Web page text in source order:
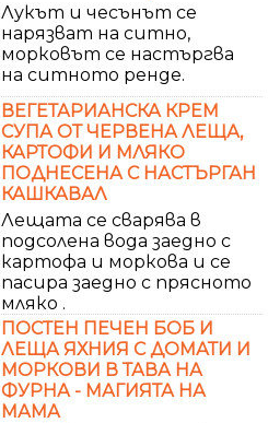
Лукът и чесънът се
нарязват на ситно,
морковът се настъргва
на ситното ренде.
ВЕГЕТАРИАНСКА КРЕМ
СУПА ОТ ЧЕРВЕНА ЛЕЩА,
КАРТОФИ И МЛЯКО
ПОДНЕСЕНА С НАСТЪРГАН
КАШКАВАЛ
Лещата се сварява в
подсолена вода заедно с
картофа и моркова и се
пасира заедно с прясното
мляко .
ПОСТЕН ПЕЧЕН БОБ И
ЛЕЩА ЯХНИЯ С ДОМАТИ И
МОРКОВИ В ТАВА НА
ФУРНА - МАГИЯТА НА
МАМА